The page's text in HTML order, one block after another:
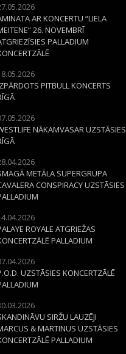
AR KONCERTU “LIELA
26. NOVEMBRĪ
PALLADIUM
PITBULL KONCERTS
NĀKAMVASAR UZSTĀSIES
METĀLA SUPERGRUPA
CONSPIRACY UZSTĀSIES
ROYALE ATGRIEŽAS
PALLADIUM
UZSTĀSIES KONCERTZĀLĒ
SIRŽU LAUZĒJI
& MARTINUS UZSTĀSIES
PALLADIUM